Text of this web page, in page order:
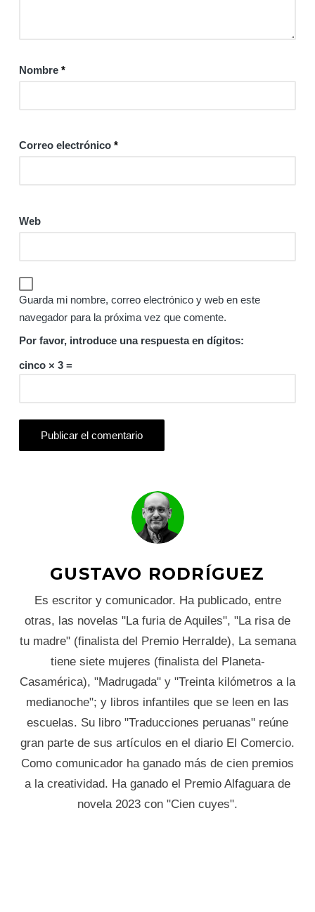
Nombre *
Correo electrónico *
Web
Guarda mi nombre, correo electrónico y web en este
navegador para la próxima vez que comente.
Por favor, introduce una respuesta en dígitos:
cinco × 3 =
GUSTAVO RODRÍGUEZ
Es escritor y comunicador. Ha publicado, entre
otras, las novelas "La furia de Aquiles", "La risa de
tu madre" (finalista del Premio Herralde), La semana
tiene siete mujeres (finalista del Planeta-
Casamérica), "Madrugada" y "Treinta kilómetros a la
medianoche"; y libros infantiles que se leen en las
escuelas. Su libro "Traducciones peruanas" reúne
gran parte de sus artículos en el diario El Comercio.
Como comunicador ha ganado más de cien premios
a la creatividad. Ha ganado el Premio Alfaguara de
novela 2023 con "Cien cuyes".